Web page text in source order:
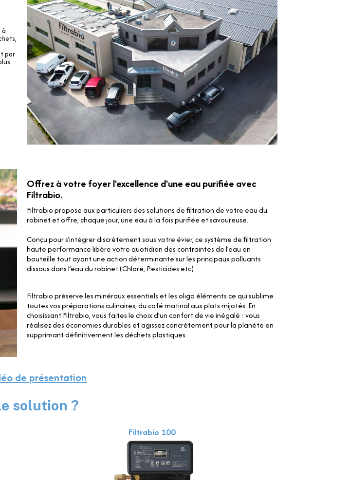
à
par
Offrez à votre foyer l'excellence d'une eau purifiée avec
Filtrabio.
Filtrabio propose aux particuliers des solutions de filtration de votre eau du
robinet et offre, chaque jour, une eau à la fois purifiée et savoureuse.
Conçu pour s’intégrer discrètement sous votre évier, ce système de filtration
haute performance libère votre quotidien des contraintes de l’eau en
bouteille tout ayant une action déterminante sur les principaux polluants
dissous dans l’eau du robinet (Chlore, Pesticides etc)
Filtrabio préserve les minéraux essentiels et les oligo éléments ce qui sublime
toutes vos préparations culinaires, du café matinal aux plats mijotés. En
choisissant Filtrabio, vous faites le choix d’un confort de vie inégalé : vous
réalisez des économies durables et agissez concrètement pour la planète en
supprimant définitivement les déchets plastiques.
de présentation
solution ?
Filtrabio 100